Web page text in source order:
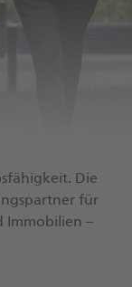
Die
für
Immobilien –